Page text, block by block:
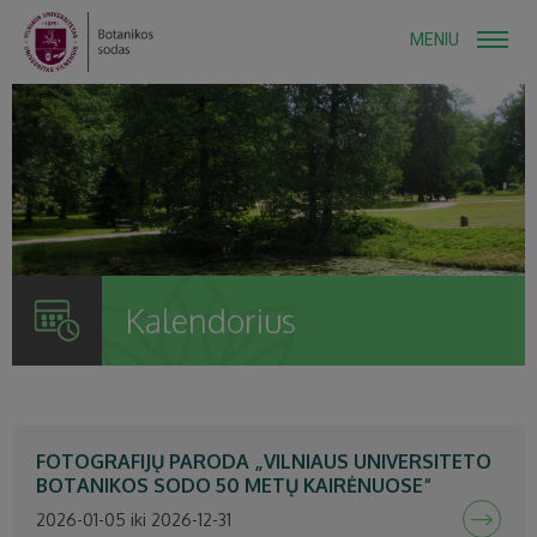
MENIU
Kalendorius
FOTOGRAFIJŲ PARODA „VILNIAUS UNIVERSITETO
BOTANIKOS SODO 50 METŲ KAIRĖNUOSE“
2026-01-05 iki 2026-12-31